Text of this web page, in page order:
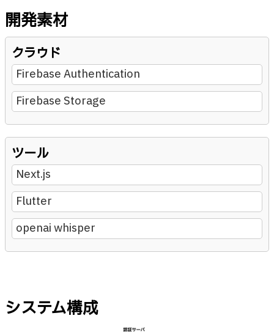
開発素材
クラウド
Firebase Authentication
Firebase Storage
ツール
Next.js
Flutter
openai whisper
システム構成